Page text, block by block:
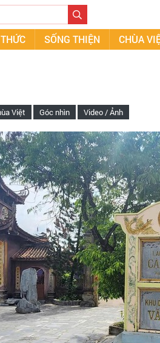
SỐNG THIỆN CHÙA
Việt Góc nhìn Video / Ảnh